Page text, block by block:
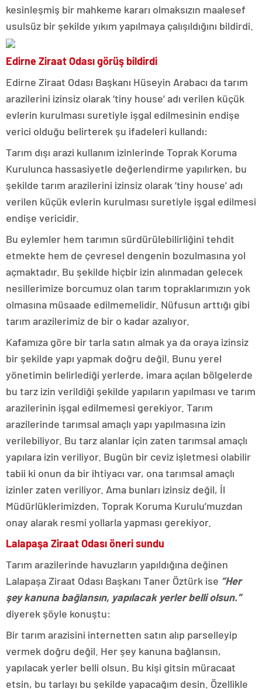
kesinleşmiş bir mahkeme kararı olmaksızın maalesef
usulsüz bir şekilde yıkım yapılmaya çalışıldığını bildirdi.
Edirne Ziraat Odası görüş bildirdi
Edirne Ziraat Odası Başkanı Hüseyin Arabacı da tarım
arazilerini izinsiz olarak ‘tiny house’ adı verilen küçük
evlerin kurulması suretiyle işgal edilmesinin endişe
verici olduğu belirterek şu ifadeleri kullandı:
Tarım dışı arazi kullanım izinlerinde Toprak Koruma
Kurulunca hassasiyetle değerlendirme yapılırken, bu
şekilde tarım arazilerini izinsiz olarak ‘tiny house’ adı
verilen küçük evlerin kurulması suretiyle işgal edilmesi
endişe vericidir.
Bu eylemler hem tarımın sürdürülebilirliğini tehdit
etmekte hem de çevresel dengenin bozulmasına yol
açmaktadır. Bu şekilde hiçbir izin alınmadan gelecek
nesillerimize borcumuz olan tarım topraklarımızın yok
olmasına müsaade edilmemelidir. Nüfusun arttığı gibi
tarım arazilerimiz de bir o kadar azalıyor.
Kafamıza göre bir tarla satın almak ya da oraya izinsiz
bir şekilde yapı yapmak doğru değil. Bunu yerel
yönetimin belirlediği yerlerde, imara açılan bölgelerde
bu tarz izin verildiği şekilde yapıların yapılması ve tarım
arazilerinin işgal edilmemesi gerekiyor. Tarım
arazilerinde tarımsal amaçlı yapı yapılmasına izin
verilebiliyor. Bu tarz alanlar için zaten tarımsal amaçlı
yapılara izin veriliyor. Bugün bir ceviz işletmesi olabilir
tabii ki onun da bir ihtiyacı var, ona tarımsal amaçlı
izinler zaten veriliyor. Ama bunları izinsiz değil, İl
Müdürlüklerimizden, Toprak Koruma Kurulu’muzdan
onay alarak resmi yollarla yapması gerekiyor.
Lalapaşa Ziraat Odası öneri sundu
Tarım arazilerinde havuzların yapıldığına değinen
Lalapaşa Ziraat Odası Başkanı Taner Öztürk ise “Her
şey kanuna bağlansın, yapılacak yerler belli olsun.”
diyerek şöyle konuştu:
Bir tarım arazisini internetten satın alıp parselleyip
vermek doğru değil. Her şey kanuna bağlansın,
yapılacak yerler belli olsun. Bu kişi gitsin müracaat
etsin, bu tarlayı bu şekilde yapacağım desin. Özellikle